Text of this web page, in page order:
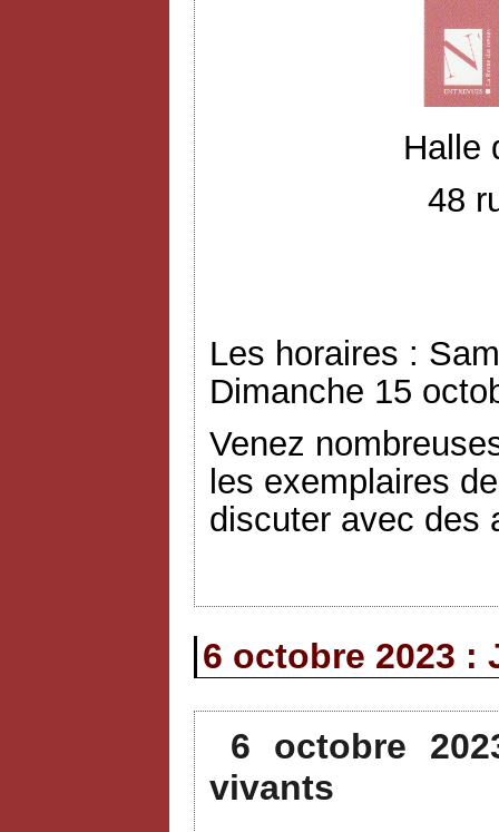
Halle
48
Les horaires :
Dimanche 15
Venez
les exemplaires
discuter avec des
6 octobre 2023 :
6 octobre
vivants